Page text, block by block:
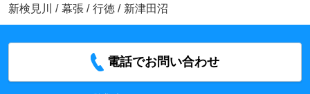
新検見川
/ 幕張 / 行徳 / 新津田沼
電話でお問い合わせ